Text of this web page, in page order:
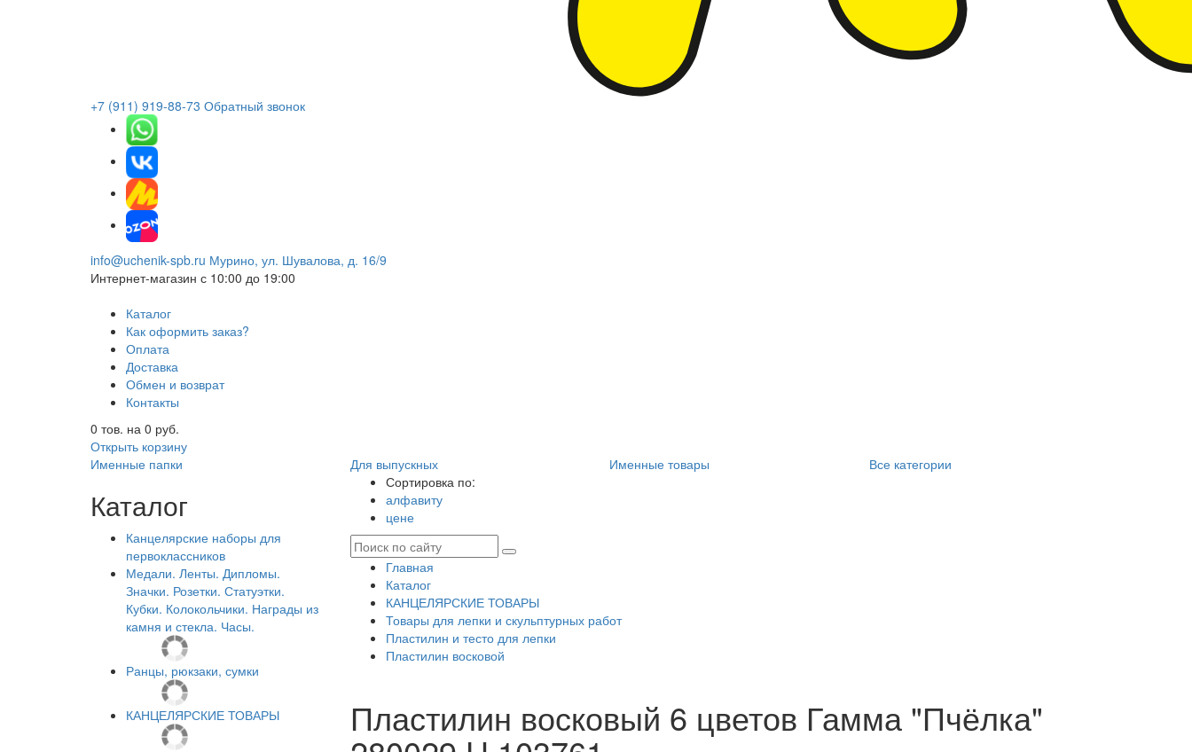
+7 (911) 919-88-73 Обратный звонок
info@uchenik-spb.ru Мурино, ул. Шувалова, д. 16/9
Интернет-магазин с 10:00 до 19:00
Каталог
Как оформить заказ?
Оплата
Доставка
Обмен и возврат
Контакты
0 тов. на 0 руб.
Открыть корзину
Именные папки
Для выпускных Именные товары Все категории
Каталог
Канцелярские наборы для
первоклассников
Медали. Ленты. Дипломы.
Значки. Розетки. Статуэтки.
Кубки. Колокольчики. Награды из
камня и стекла. Часы.
Ранцы, рюкзаки, сумки
КАНЦЕЛЯРСКИЕ ТОВАРЫ
Сортировка по:
алфавиту
цене
Главная
Каталог
КАНЦЕЛЯРСКИЕ ТОВАРЫ
Товары для лепки и скульптурных работ
Пластилин и тесто для лепки
Пластилин восковой
Пластилин восковый 6 цветов Гамма "Пчёлка"